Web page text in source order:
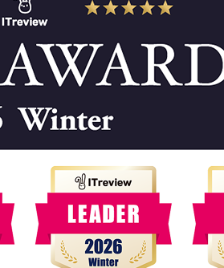
ソリューション
ソリューション